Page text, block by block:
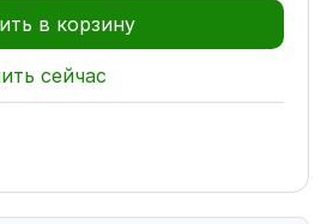
в корзину
сейчас